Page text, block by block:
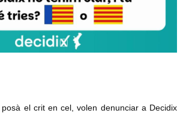
el crit en cel, volen denunciar a Decidix